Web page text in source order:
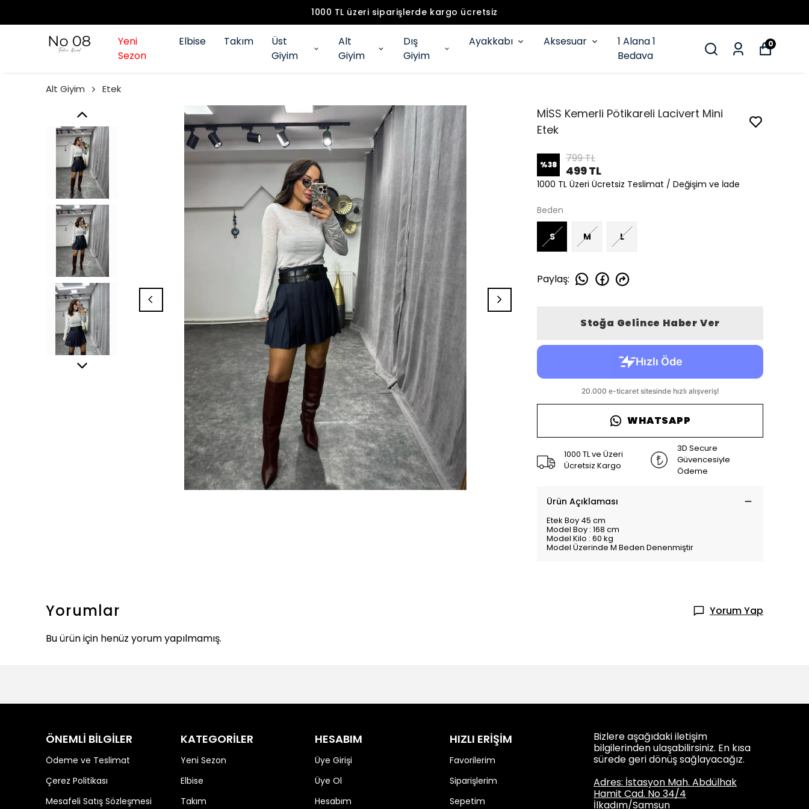
1000 TL üzeri siparişlerde kargo ücretsiz
Yeni
Sezon
Elbise Takım
Üst
Giyim
Alt
Giyim
Dış
Giyim
Ayakkabı Aksesuar
1 Alana 1
Bedava
0
Alt Giyim Etek
MİSS Kemerli Pötikareli Lacivert Mini
Etek
%38 799 TL
499 TL
1000 TL Üzeri Ücretsiz Teslimat / Değişim ve İade
Beden
S M L
Paylaş:
Stoğa Gelince Haber Ver
WHATSAPP
1000 TL ve Üzeri
Ücretsiz Kargo
3D Secure
Güvencesiyle
Ödeme
Ürün Açıklaması
Etek Boy 45 cm
Model Boy : 168 cm
Model Kilo : 60 kg
Model Üzerinde M Beden Denenmiştir
Yorumlar
Yorum Yap
Bu ürün için henüz yorum yapılmamış.
ÖNEMLİ BİLGİLER
Ödeme ve Teslimat
Çerez Politikası
Mesafeli Satış Sözleşmesi
KATEGORİLER
Yeni Sezon
Elbise
Takım
HESABIM
Üye Girişi
Üye Ol
Hesabım
HIZLI ERİŞİM
Favorilerim
Siparişlerim
Sepetim
Bizlere aşağıdaki iletişim
bilgilerinden ulaşabilirsiniz. En kısa
sürede geri dönüş sağlayacağız.
Adres: İstasyon Mah. Abdülhak
Hamit Cad. No 34/4
İlkadım/Samsun